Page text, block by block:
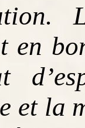
en
et la